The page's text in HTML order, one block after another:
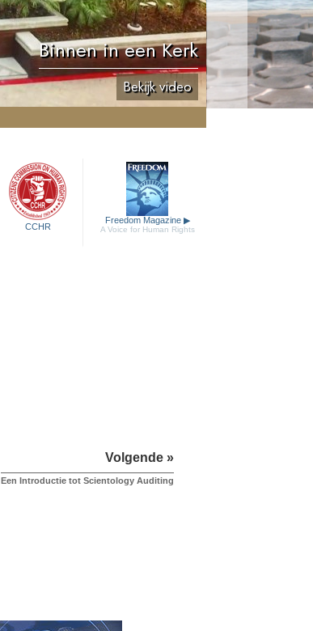
Binnen in een Kerk
Bekijk video
CCHR
Freedom Magazine ▶
A Voice for Human Rights
Volgende »
Een Introductie tot Scientology Auditing